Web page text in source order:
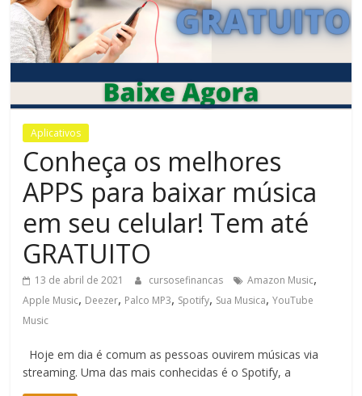
Estar
Aplicativos
Conheça os melhores
APPS para baixar música
em seu celular! Tem até
GRATUITO
13 de abril de 2021 cursosefinancas Amazon Music,
Apple Music, Deezer, Palco MP3, Spotify, Sua Musica,YouTube
Music
Hoje em dia é comum as pessoas ouvirem músicas via
streaming. Uma das mais conhecidas é o Spotify, a